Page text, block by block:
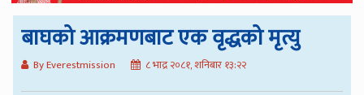
बाघको आक्रमणबाट एक वृद्धको मृत्यु
By Everestmission ८ भाद्र २०८१, शनिबार १३:२२